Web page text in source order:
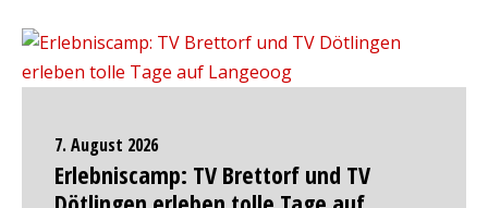
7. August 2026
Erlebniscamp: TV Brettorf und TV